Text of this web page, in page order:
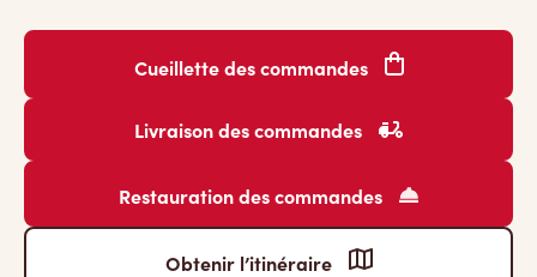
Cueillette des commandes
Livraison des commandes
Restauration des commandes
Obtenir l’itinéraire